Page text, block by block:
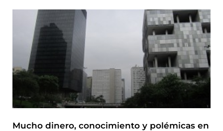
Mucho dinero, conocimiento y polémicas en